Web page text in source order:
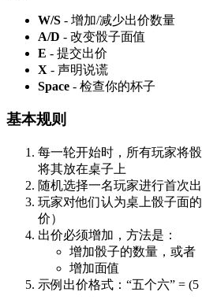
W/S - 增加/减少出价数量
A/D - 改变骰子面值
E - 提交出价
X - 声明说谎
Space - 检查你的杯子
基本规则
每一轮开始时，所有玩家将
将其放在桌子上
随机选择一名玩家进行首次
玩家对他们认为桌上骰子面
价）
出价必须增加，方法是：
增加骰子的数量，或者
增加面值
示例出价格式：“五个六” =